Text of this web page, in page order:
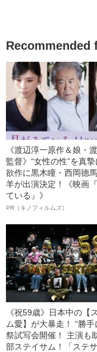
Recommended
《渡辺淳一原作＆娘・
監督》“女性の性”を真
欲作に黒木瞳・西岡德
羊が出演決定！《映画
ている』》
PR（キノフィルムズ）
《祝59歳》日本中の【
ム愛】が大暴走！ “勝手
祭試写会開催！ 主演も
部ステイサム！「ステ